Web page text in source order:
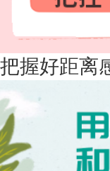
山
微
辽
微
微
江
把握好距离